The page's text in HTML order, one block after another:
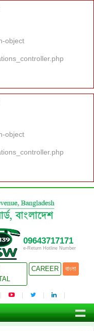
object
object
09643717171
e-Return Hotline Number
CAREER বাংলা